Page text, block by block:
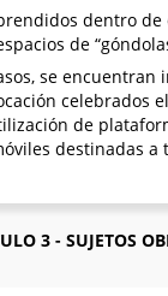
dentro de
de
se encuentran
celebrados
de
destinadas a
3 - SUJETOS